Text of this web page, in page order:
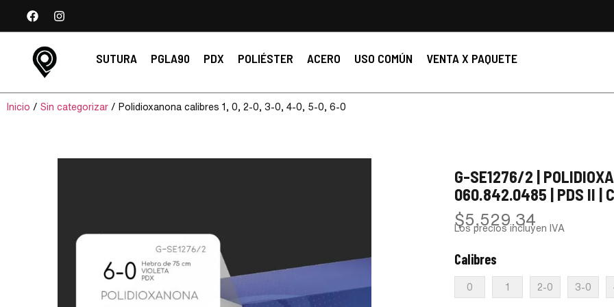
SUTURA PGLA90 PDX POLIÉSTER ACERO USO COMÚN VENTA X PAQUETE
Inicio / Sin categorizar / Polidioxanona calibres 1, 0, 2-0, 3-0, 4-0, 5-0, 6-0
G-SE1276/2 |
060.842.0485 | PDS II |
$5,529.34
Los precios incluyen IVA
Calibres
0 1 2-0 3-0